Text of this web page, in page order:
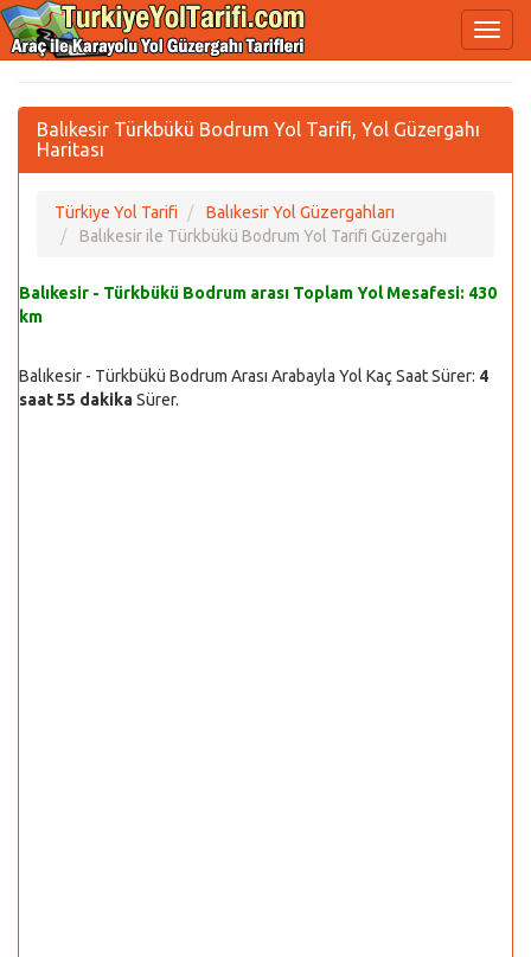
Balıkesir Türkbükü Bodrum Yol Tarifi, Yol Güzergahı
Haritası
Türkiye Yol Tarifi
Balıkesir Yol Güzergahları
Balıkesir ile Türkbükü Bodrum Yol Tarifi Güzergahı
Balıkesir - Türkbükü Bodrum arası Toplam Yol Mesafesi: 430
km
Balıkesir - Türkbükü Bodrum Arası Arabayla Yol Kaç Saat Sürer: 4
saat 55 dakikaSürer.